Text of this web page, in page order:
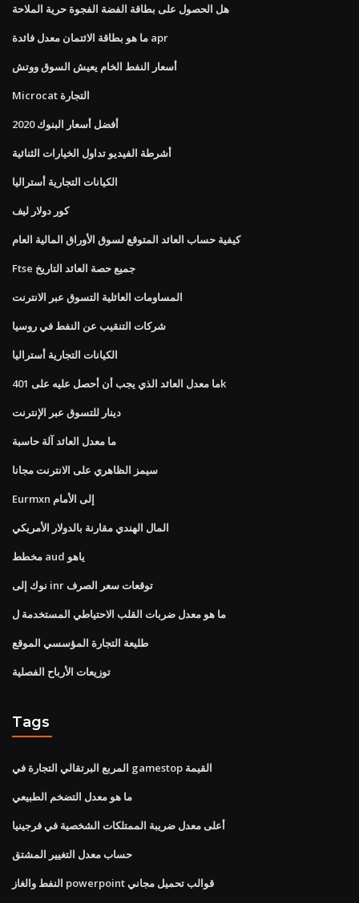
هل الحصول على بطاقة الفضة الفجوة حرية الملاحة
ما هو بطاقة الائتمان معدل فائدة apr
أسعار النفط الخام يعيش السوق ووتش
Microcat التجارة
أفضل أسعار البنوك 2020
أشرطة الفيديو تداول الخيارات الثنائية
الكيانات التجارية أستراليا
كور دولار ليف
كيفية حساب العائد المتوقع لسوق الأوراق المالية العام
Ftse جميع حصة العائد التاريخ
المساومات العائلية التسوق عبر الانترنت
شركات التنقيب عن النفط في روسيا
الكيانات التجارية أستراليا
ما معدل العائد الذي يجب أن أحصل عليه على 401k
دينار للتسوق عبر الإنترنت
ما معدل العائد آلة حاسبة
سيمز الظاهري على الانترنت مجانا
Eurmxn إلى الأمام
المال الهندي مقارنة بالدولار الأمريكي
مخطط aud ياهو
نوك إلى inr توقعات سعر الصرف
ما هو معدل ضربات القلب الاحتياطي المستخدمة ل
طليعة التجارة المؤسسي الموقع
توزيعات الأرباح الفصلية
Tags
المربع البرتقالي التجارة في gamestop القيمة
ما هو معدل التضخم الطبيعي
أعلى معدل ضريبة الممتلكات الشخصية في فرجينيا
حساب معدل التغيير المشتق
النفط والغاز powerpoint قوالب تحميل مجاني